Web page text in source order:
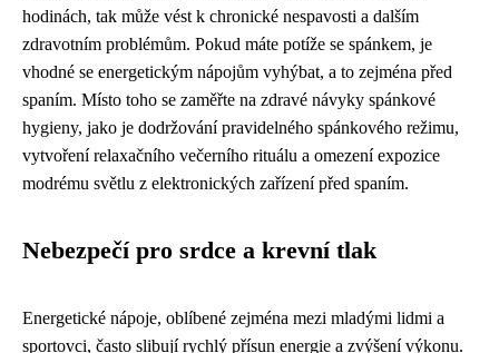
hodinách, tak může vést k chronické nespavosti a dalším
zdravotním problémům. Pokud máte potíže se spánkem, je
vhodné se energetickým nápojům vyhýbat, a to zejména před
spaním. Místo toho se zaměřte na zdravé návyky spánkové
hygieny, jako je dodržování pravidelného spánkového režimu,
vytvoření relaxačního večerního rituálu a omezení expozice
modrému světlu z elektronických zařízení před spaním.
Nebezpečí pro srdce a krevní tlak
Energetické nápoje, oblíbené zejména mezi mladými lidmi a
sportovci, často slibují rychlý přísun energie a zvýšení výkonu.